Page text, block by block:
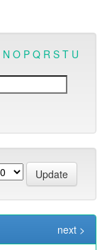
N O P Q R S T U
next >